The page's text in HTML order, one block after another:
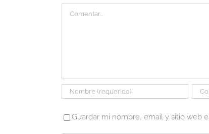
Comentar
Guardar mi nombre, email y sitio web